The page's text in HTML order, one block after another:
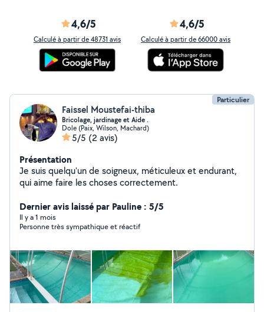
4,6/5
Calculé à partir de 48731 avis
4,6/5
Calculé à partir de 66000 avis
Particulier
Faissel Moustefai-thiba
Bricolage, jardinage et Aide .
Dole (Paix, Wilson, Machard)
5/5 (2 avis)
Présentation
Je suis quelqu'un de soigneux, méticuleux et endurant,
qui aime faire les choses correctement.
Dernier avis laissé par Pauline : 5/5
Il y a 1 mois
Personne très sympathique et réactif